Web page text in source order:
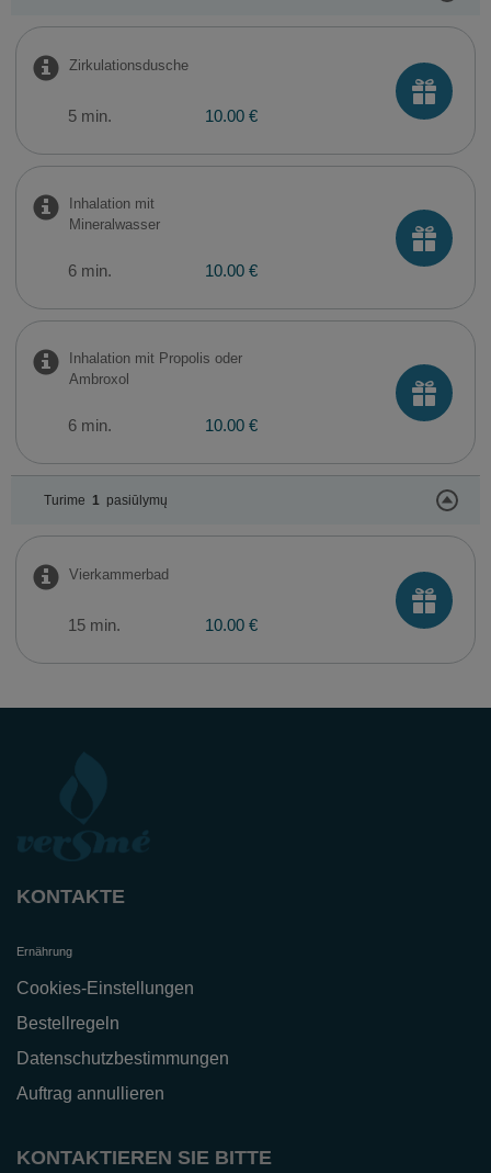
Zirkulationsdusche
5 min. 10.00 €
Inhalation mit
Mineralwasser
6 min. 10.00 €
Inhalation mit Propolis oder
Ambroxol
6 min. 10.00 €
Turime 1 pasiūlymų
Vierkammerbad
15 min. 10.00 €
KONTAKTE
Ernährung
Cookies-Einstellungen
Bestellregeln
Datenschutzbestimmungen
Auftrag annullieren
KONTAKTIEREN SIE BITTE